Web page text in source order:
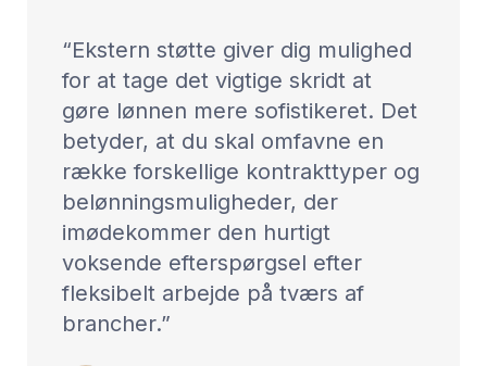
Ekstern støtte giver dig mulighed
for at tage det vigtige skridt at
gøre lønnen mere sofistikeret. Det
betyder, at du skal omfavne en
række forskellige kontrakttyper og
belønningsmuligheder, der
imødekommer den hurtigt
voksende efterspørgsel efter
fleksibelt arbejde på tværs af
brancher.